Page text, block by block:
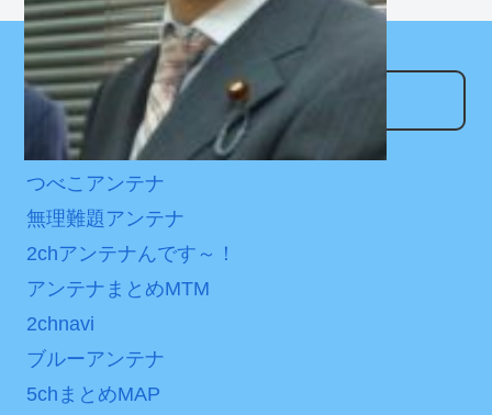
分からないらしい
日本が北朝鮮に辛勝し二
次予選3連勝も、海外ファン
は采配に辛辣「おそろしい
内容の後半」「今日の森保
はチキン」
七ツ森りり ご令嬢と召使
いの禁断の恋…1日だけ許さ
れた夫婦としての時間をひ
たすら愛し合う。
Powered by livedoor 相
互RSS
ンパスがどれもこれも1500
円の課金チケに
海外「日本よ、お前がナ
ンバーワンだ」 熊本地震直
後の日本の対応のスピード
に世界が衝撃
アンテナサイト
なんでもアンテナ
つべこアンテナ
無理難題アンテナ
2chアンテナんです～！
アンテナまとめMTM
2chnavi
ブルーアンテナ
5chまとめMAP